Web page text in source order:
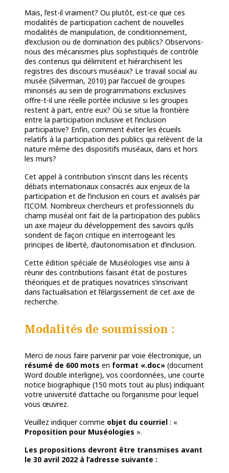
Mais, l’est-il vraiment? Ou plutôt, est-ce que ces
modalités de participation cachent de nouvelles
modalités de manipulation, de conditionnement,
d’exclusion ou de domination des publics? Observons-
nous des mécanismes plus sophistiqués de contrôle
des contenus qui délimitent et hiérarchisent les
registres des discours muséaux? Le travail social au
musée (Silverman, 2010) par l’accueil de groupes
minorisés au sein de programmations exclusives
offre-t-il une réelle portée inclusive si les groupes
restent à part, entre eux? Où se situe la frontière
entre la participation inclusive et l’inclusion
participative? Enfin, comment éviter les écueils
relatifs à la participation des publics qui relèvent de la
nature même des dispositifs muséaux, dans et hors
les murs?
Cet appel à contribution s’inscrit dans les récents
débats internationaux consacrés aux enjeux de la
participation et de l’inclusion en cours et avalisés par
l’ICOM. Nombreux chercheurs et professionnels du
champ muséal ont fait de la participation des publics
un axe majeur du développement des savoirs qu’ils
sondent de façon critique en interrogeant les
principes de liberté, d’autonomisation et d’inclusion.
Cette édition spéciale de Muséologies vise ainsi à
réunir des contributions faisant état de postures
théoriques et de pratiques novatrices s’inscrivant
dans l’actualisation et l’élargissement de cet axe de
recherche.
Modalités de soumission :
Merci de nous faire parvenir par voie électronique, un
résumé de 600 mots en format «.doc» (document
Word double interligne), vos coordonnées, une courte
notice biographique (150 mots tout au plus) indiquant
votre université d’attache ou l’organisme pour lequel
vous œuvrez.
Veuillez indiquer comme objet du courriel : «
Proposition pour Muséologies ».
Les propositions devront être transmises avant
le 30 avril 2022 à l’adresse suivante :